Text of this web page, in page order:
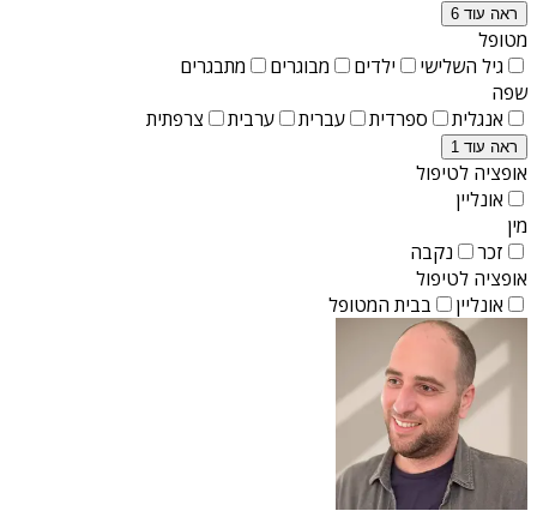
ראה עוד 6
מטופל
גיל השלישי
ילדים מבוגרים
מתבגרים
שפה
אנגלית
ספרדית עברית ערבית צרפתית
ראה עוד 1
אופציה לטיפול
אונליין
מין
זכר
נקבה
אופציה לטיפול
אונליין
בבית המטופל